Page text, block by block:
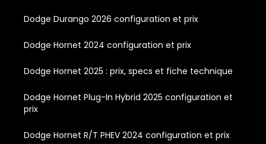
Dodge Durango 2026 configuration et prix
Dodge Hornet 2024 configuration et prix
Dodge Hornet 2025 : prix, specs et fiche technique
Dodge Hornet Plug-In Hybrid 2025 configuration et
prix
Dodge Hornet R/T PHEV 2024 configuration et prix